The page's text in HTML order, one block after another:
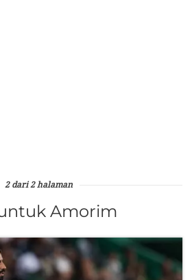
2 dari 2 halaman
Amorim